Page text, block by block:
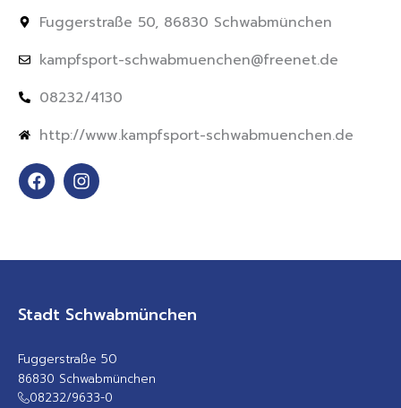
Fuggerstraße 50, 86830 Schwabmünchen
kampfsport-schwabmuenchen@freenet.de
08232/4130
http://www.kampfsport-schwabmuenchen.de
F
a
c
o
I
n
s
g
m
Stadt Schwabmünchen
Fuggerstraße 50
86830 Schwabmünchen
08232/9633-0